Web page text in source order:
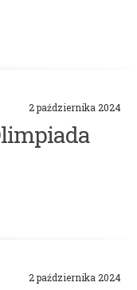
2 października 2024
2 października 2024